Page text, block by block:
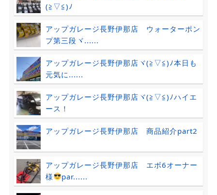
(≧▽≦)ﾉ
アップガレージ長野伊那店 ウォーターポン
プ第三段ヾ......
アップガレージ長野伊那店ヾ(≧▽≦)ﾉ本日も
元気に......
アップガレージ長野伊那店ヾ(≧▽≦)ﾉハイエ
ース！
アップガレージ長野伊那店 商品紹介part2
アップガレージ長野伊那店 エボ6オーナー
様
par......